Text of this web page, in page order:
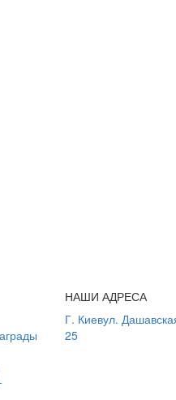
НАШИ АДРЕСА
Г. Киевул.
25